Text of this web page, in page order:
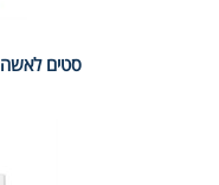
סטים לאשה